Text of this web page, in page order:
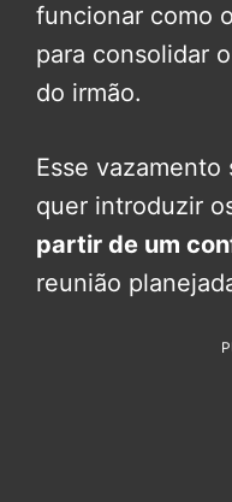
funcionar como
para consolidar
do irmão.
Esse
quer introduzir
partir de um
reunião